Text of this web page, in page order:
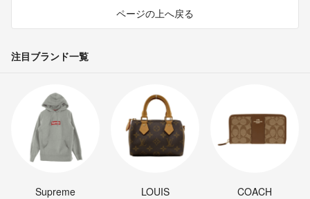
ページの上へ戻る
注目ブランド一覧
Supreme
LOUIS
COACH